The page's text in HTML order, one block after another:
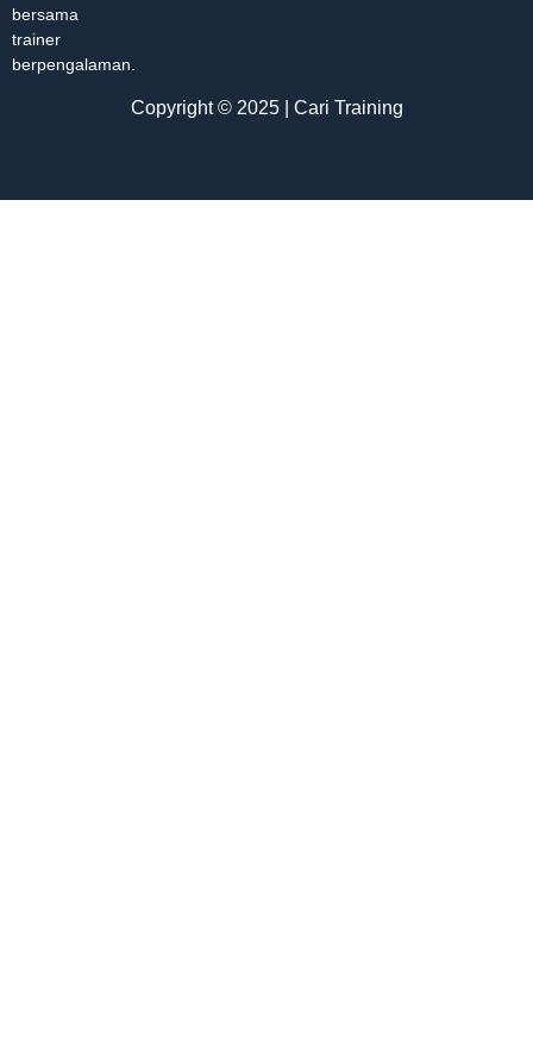
bersama
trainer
berpengalaman.
Copyright © 2025 | Cari Training